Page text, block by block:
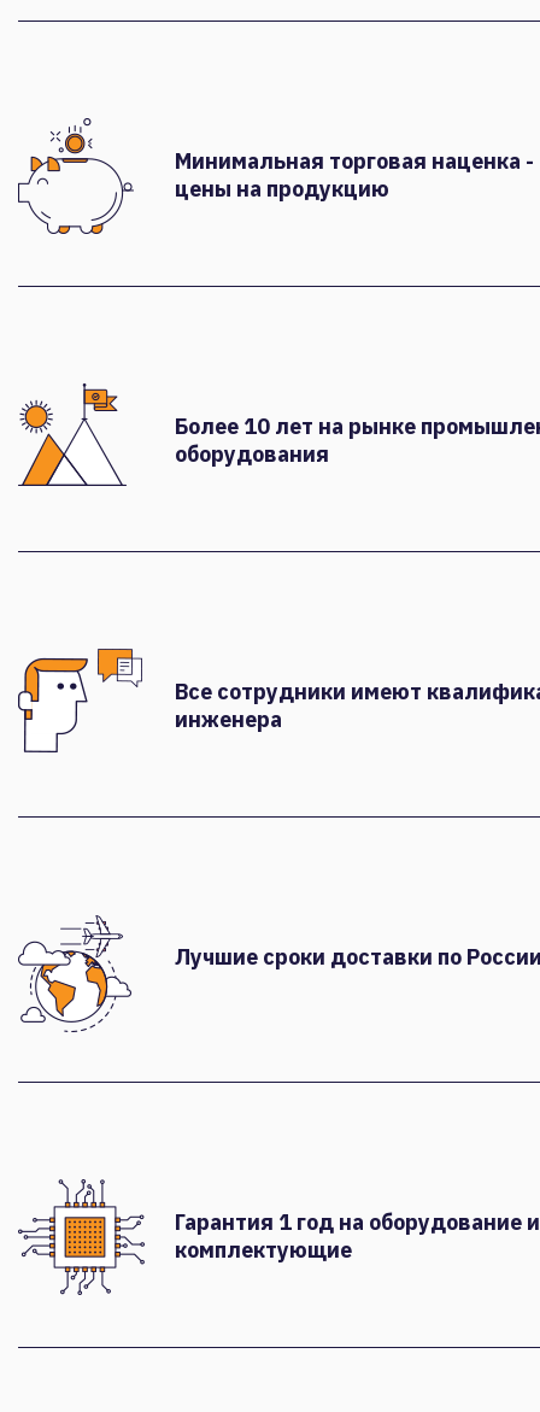
Минимальная торговая наценка
цены на продукцию
Более 10 лет на рынке
оборудования
Все сотрудники имеют
инженера
Лучшие сроки доставки по
Гарантия 1 год на оборудование и
комплектующие